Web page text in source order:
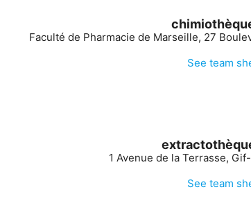
Faculté de Pharmacie de Marseille, 27
See team
1 Avenue de la Terrasse,
See team